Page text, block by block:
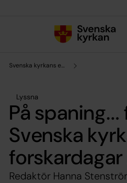
Svenska kyrkans enhet för forskning och analys
Lyssna
På spaning...
Svenska
Redaktör Hanna